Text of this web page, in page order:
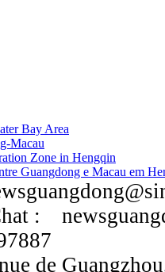
Bay Area
Macau
Zone in Hengqin
Guangdong e Macau em
:
de